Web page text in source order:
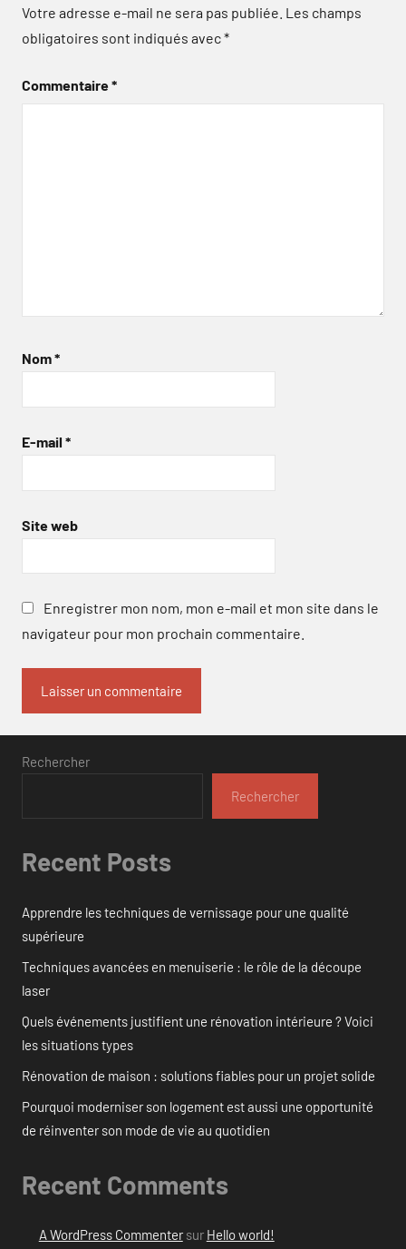
Votre adresse e-mail ne sera pas publiée. Les champs
obligatoires sont indiqués avec*
Commentaire*
Nom*
E-mail *
Site web
Enregistrer mon nom, mon e-mail et mon site dans le
navigateur pour mon prochain commentaire.
Rechercher
Rechercher
Recent Posts
Apprendre les techniques de vernissage pour une qualité
supérieure
Techniques avancées en menuiserie : le rôle de la découpe
laser
Quels événements justifient une rénovation intérieure ? Voici
les situations types
Rénovation de maison : solutions fiables pour un projet solide
Pourquoi moderniser son logement est aussi une opportunité
de réinventer son mode de vie au quotidien
Recent Comments
A WordPress Commentersur Hello world!